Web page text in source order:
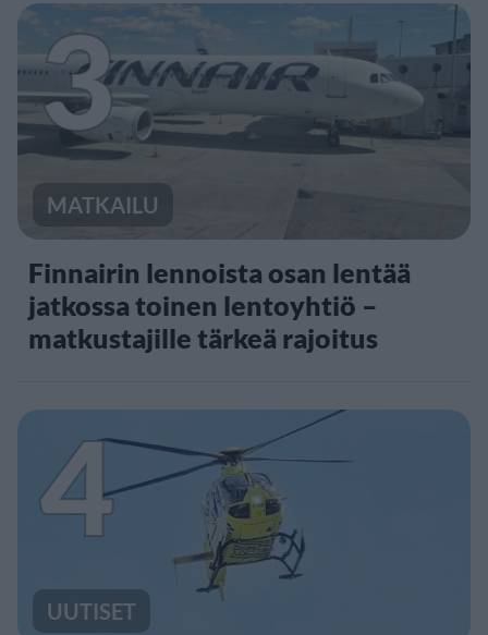
3
MATKAILU
Finnairin lennoista osan lentää
jatkossa toinen lentoyhtiö –
matkustajille tärkeä rajoitus
4
UUTISET